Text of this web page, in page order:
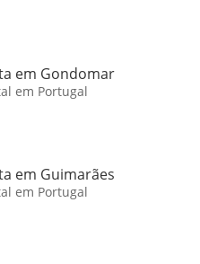
em Gondomar
em Portugal
em Guimarães
em Portugal